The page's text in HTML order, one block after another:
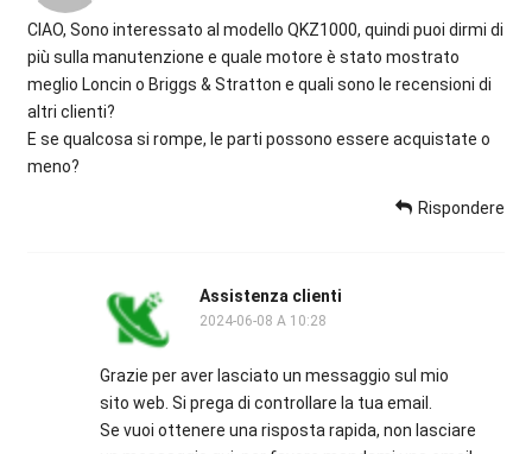
CIAO, Sono interessato al modello QKZ1000, quindi puoi dirmi di
più sulla manutenzione e quale motore è stato mostrato
meglio Loncin o Briggs & Stratton e quali sono le recensioni di
altri clienti?
E se qualcosa si rompe, le parti possono essere acquistate o
meno?
Rispondere
Assistenza clienti
2024-06-08 A 10:28
Grazie per aver lasciato un messaggio sul mio
sito web. Si prega di controllare la tua email.
Se vuoi ottenere una risposta rapida, non lasciare